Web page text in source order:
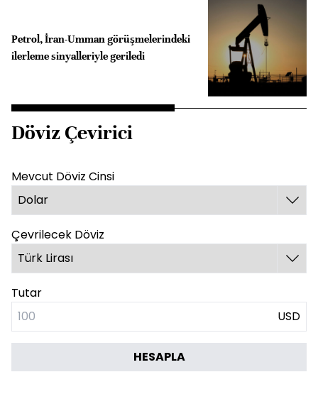
Petrol, İran-Umman görüşmelerindeki
ilerleme sinyalleriyle geriledi
Döviz Çevirici
Mevcut Döviz Cinsi
Çevrilecek Döviz
Tutar
USD
HESAPLA